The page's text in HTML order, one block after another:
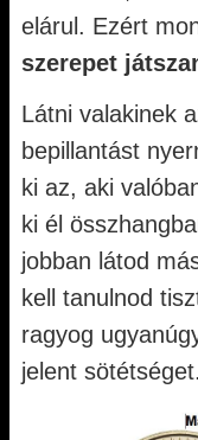
elárul. Ezért
szerepet
Látni valakinek
bepillantást
ki az, aki
ki él
jobban látod
kell tanulnod
ragyog
jelent sötétséget.